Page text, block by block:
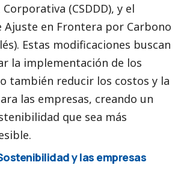
(CSDDD), y el
Ajuste en Frontera por Carbono
Estas modificaciones buscan
la implementación de los
también reducir los costos y la
las empresas, creando un
que sea más
y las empresas